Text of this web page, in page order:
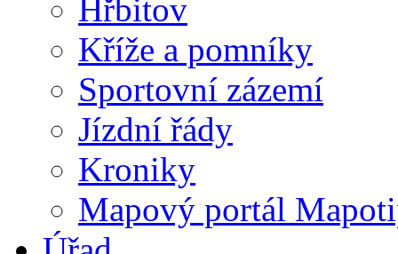
Hřbitov
Kříže a pomníky
Sportovní zázemí
Jízdní řády
Kroniky
Mapový portál